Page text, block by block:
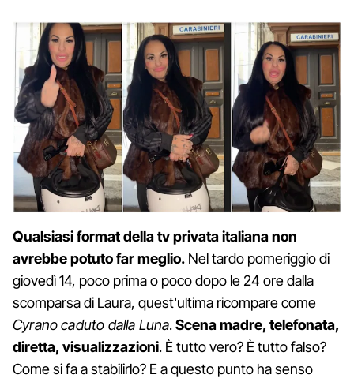
Qualsiasi format della tv privata italiana non
avrebbe potuto far meglio. Nel tardo pomeriggio di
giovedì 14, poco prima o poco dopo le 24 ore dalla
scomparsa di Laura, quest'ultima ricompare come
Cyrano caduto dalla Luna.Scena madre, telefonata,
diretta, visualizzazioni. È tutto vero? È tutto falso?
Come si fa a stabilirlo? E a questo punto ha senso